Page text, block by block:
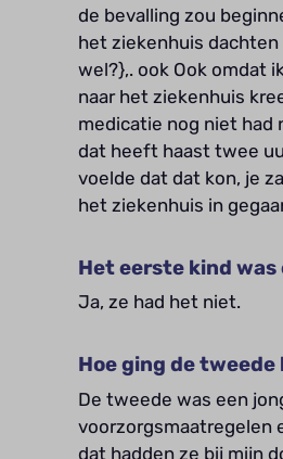
de bevalling zou
het ziekenhuis
wel?},. ook Ook omdat
naar het ziekenhuis
medicatie nog niet had
dat heeft haast twee
voelde dat dat kon, je
het ziekenhuis in
Het eerste kind
Ja, ze had het niet.
Hoe ging de tweede
De tweede was een
voorzorgsmaatregelen
dat hadden ze bij mijn